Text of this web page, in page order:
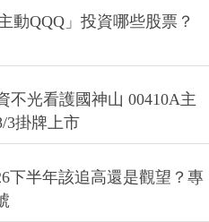
動QQQ」投資哪些股票？
不光看護國神山 00410A主
3掛牌上市
下半年該追高還是觀望？專